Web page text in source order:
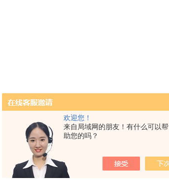
欢迎您！
来自局域网的朋友！有什么可以帮
助您的吗？